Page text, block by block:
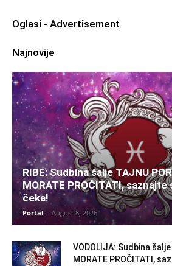
Oglasi - Advertisement
Najnovije
RIBE: Sudbina šalje TAJNU
MORATE PROČITATI,
čeka!
Portal - August 8, 2026
VODOLIJA: Sudbina
MORATE PROČITATI,